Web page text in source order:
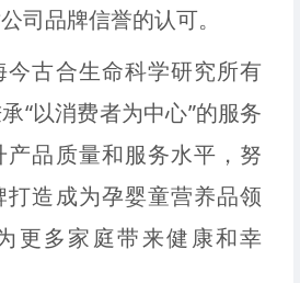
司品牌信誉的认可。
今古合生命科学研究所有
“以消费者为中心”的服务
品质量和服务水平，努
打造成为孕婴童营养品领
更多家庭带来健康和幸